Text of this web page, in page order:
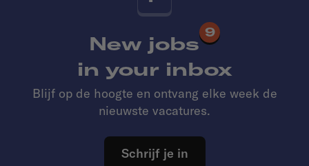
New jobs
9
in your inbox
Blijf op de hoogte en ontvang elke week de
nieuwste vacatures.
Schrijf je in